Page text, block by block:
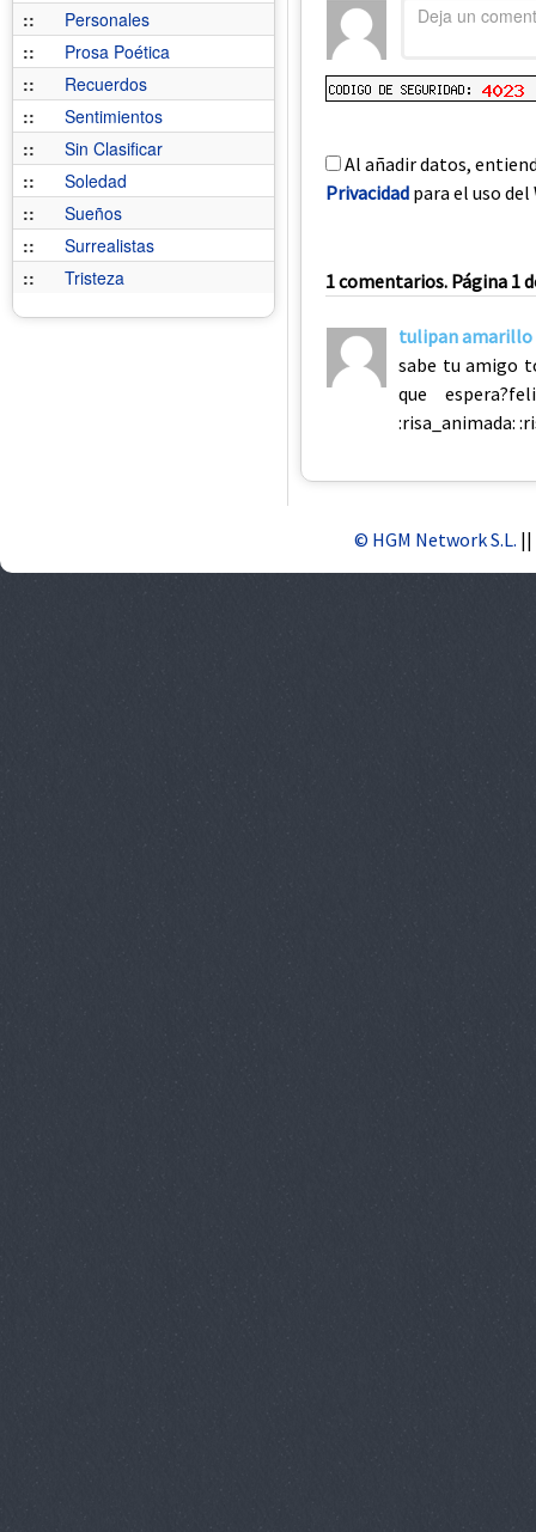
::
Personales
::
Prosa Poética
::
Recuerdos
::
Sentimientos
::
Sin Clasificar
::
Soledad
::
Sueños
::
Surrealistas
::
Tristeza
Al añadir datos,
Privacidad para el uso del
1 comentarios. Página 1
tulipan amarillo
sabe tu amigo
que
:risa_animada:
© HGM Network S.L. ||